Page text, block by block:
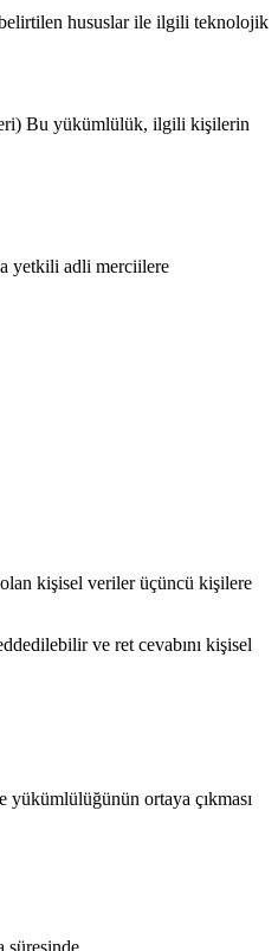
hususlar ile ilgili teknolojik
Bu yükümlülük, ilgili kişilerin
yetkili adli merciilere
kişisel veriler üçüncü kişilere
ve ret cevabını kişisel
ortaya çıkması